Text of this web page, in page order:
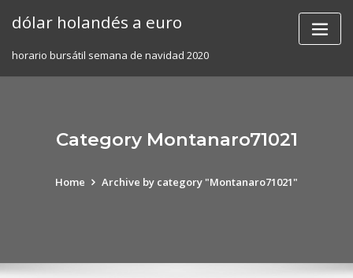
dólar holandés a euro
horario bursátil semana de navidad 2020
Category Montanaro71021
Home Archive by category "Montanaro71021"